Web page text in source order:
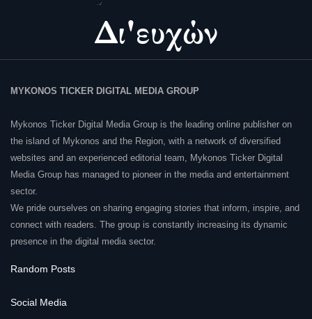
MYKONOS TICKER DIGITAL MEDIA GROUP
Mykonos Ticker Digital Media Group is the leading online publisher on
the island of Mykonos and the Region, with a network of diversified
websites and an experienced editorial team, Mykonos Ticker Digital
Media Group has managed to pioneer in the media and entertainment
sector.
We pride ourselves on sharing engaging stories that inform, inspire, and
connect with readers. The group is constantly increasing its dynamic
presence in the digital media sector.
Random Posts
Social Media